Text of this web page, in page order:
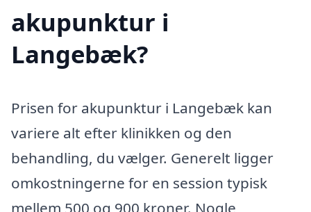
akupunktur i
Langebæk?
Prisen for akupunktur i Langebæk kan
variere alt efter klinikken og den
behandling, du vælger. Generelt ligger
omkostningerne for en session typisk